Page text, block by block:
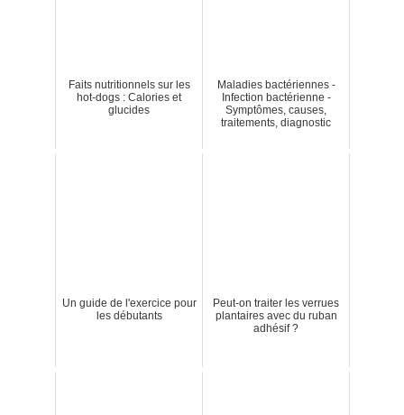
Faits nutritionnels sur les
hot-dogs : Calories et
glucides
Maladies bactériennes -
Infection bactérienne -
Symptômes, causes,
traitements, diagnostic
Un guide de l'exercice pour
les débutants
Peut-on traiter les verrues
plantaires avec du ruban
adhésif ?